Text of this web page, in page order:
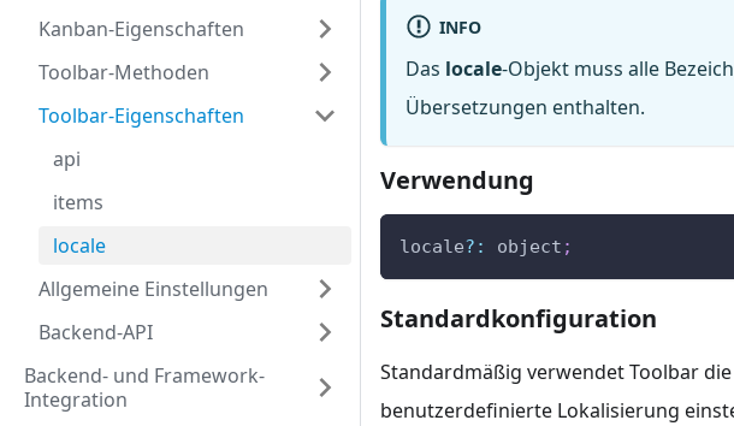
Kanban-Eigenschaften
Toolbar-Methoden
Toolbar-Eigenschaften
api
items
locale
Allgemeine Einstellungen
Backend-API
Backend- und Framework-
Integration
INFO
Das locale-Objekt muss alle
Übersetzungen enthalten.
Verwendung
locale? : object ;
Standardkonfiguration
Standardmäßig verwendet Toolbar die
benutzerdefinierte Lokalisierung